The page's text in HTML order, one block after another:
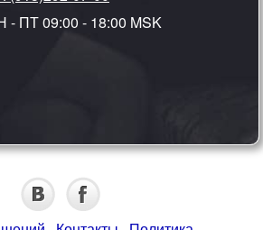
ПТ 09:00 - 18:00 MSK